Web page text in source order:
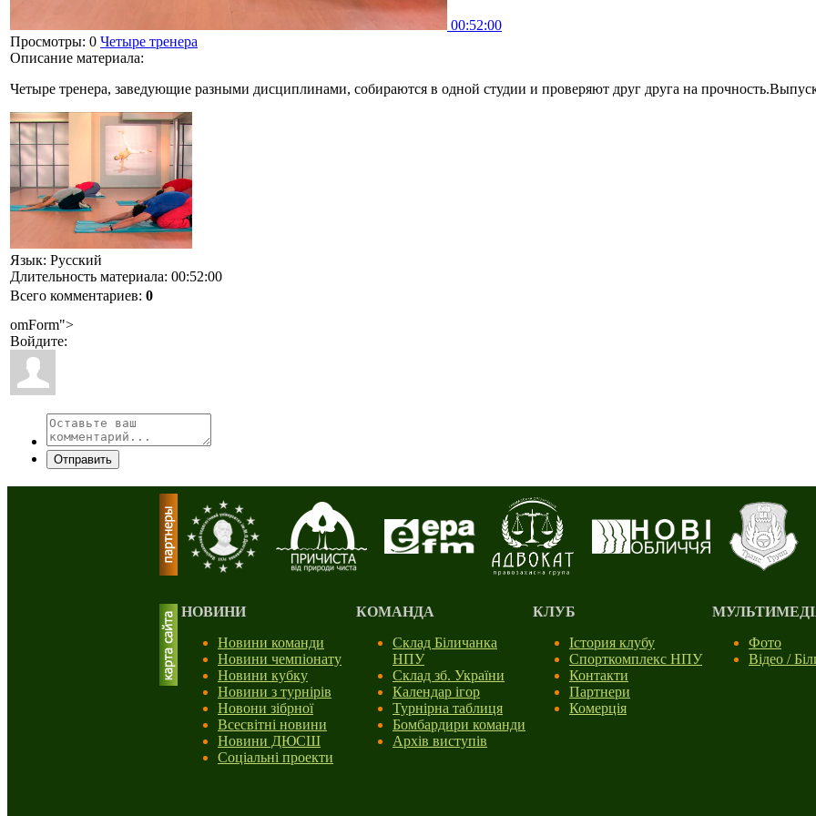
00:52:00
Просмотры: 0 Четыре тренера
Описание материала:
Четыре тренера, заведующие разными дисциплинами, собираются в одной студии и проверяют друг друга на
Язык: Русский
Длительность материала: 00:52:00
Всего комментариев: 0
omForm">
Войдите:
Отправить
НОВИНИ
Новини команди
Новини чемпіонату
Новини кубку
Новини з турнірів
Новони зібрної
Всесвітні новини
Новини ДЮСШ
Соціальні проекти
КОМАНДА
Склад Біличанка
НПУ
Склад зб. України
Календар ігор
Турнірна таблиця
Бомбардири команди
Архів виступів
КЛУБ
Істория клубу
Спорткомплекс НПУ
Контакти
Партнери
Комерція
Фото
Відео /